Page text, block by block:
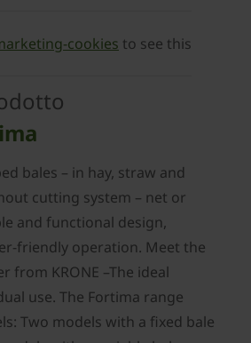
cookies to see this
bales – in hay, straw and
cutting system – net or
and functional design,
friendly operation. Meet the
from KRONE –The ideal
use. The Fortima range
Two models with a fixed bale